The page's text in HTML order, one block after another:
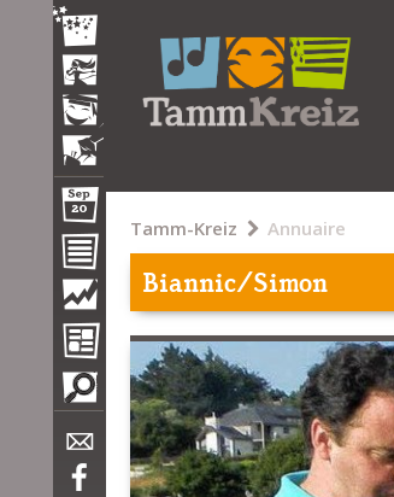
Tamm-Kreiz Annuaire
Biannic/Simon